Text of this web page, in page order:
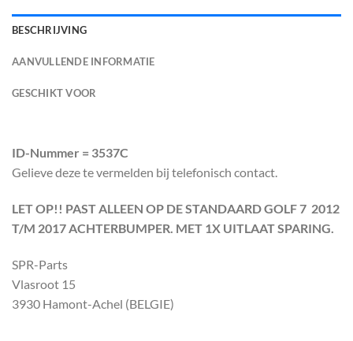
BESCHRIJVING
AANVULLENDE INFORMATIE
GESCHIKT VOOR
ID-Nummer = 3537C
Gelieve deze te vermelden bij telefonisch contact.
LET OP!! PAST ALLEEN OP DE STANDAARD GOLF 7 2012
T/M 2017 ACHTERBUMPER. MET 1X UITLAAT SPARING.
SPR-Parts
Vlasroot 15
3930 Hamont-Achel (BELGIE)